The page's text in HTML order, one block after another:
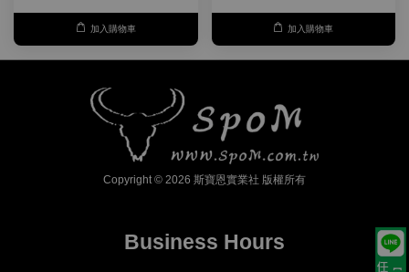
加入購物車 加入購物車
Copyright © 2026 斯寶恩實業社 版權所有
Business Hours